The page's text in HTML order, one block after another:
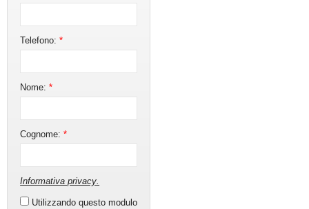
Telefono:*
Nome:*
Cognome:*
Informativa privacy.
Utilizzando questo modulo